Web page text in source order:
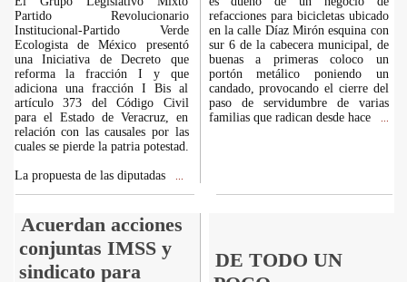
Partido Revolucionario
Institucional-Partido Verde
Ecologista de México presentó
una Iniciativa de Decreto que
reforma la fracción I y que
adiciona una fracción I Bis al
artículo 373 del Código Civil
para el Estado de Veracruz, en
relación con las causales por las
cuales se pierde la patria potestad.
La propuesta de las diputadas
refacciones para bicicletas ubicado
en la calle Díaz Mirón esquina con
sur 6 de la cabecera municipal, de
buenas a primeras coloco un
portón metálico poniendo un
candado, provocando el cierre del
paso de servidumbre de varias
familias que radican desde hace
Acuerdan acciones
conjuntas IMSS y
sindicato para
DE TODO UN